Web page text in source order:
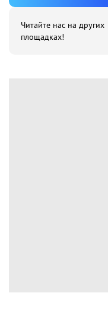
Читайте нас на других
площадках!